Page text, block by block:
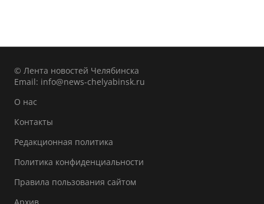
© Лента новостей Челябинска
Email: info@news-chelyabinsk.ru
О нас
Контакты
Редакционная политика
Политика конфиденциальности
Правила пользования сайтом